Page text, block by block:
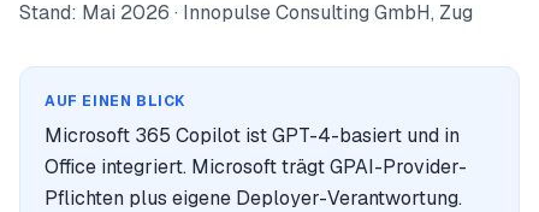
Stand: Mai 2026 · Innopulse Consulting GmbH, Zug
AUF EINEN BLICK
Microsoft 365 Copilot ist GPT-4-basiert und in
Office integriert. Microsoft trägt GPAI-Provider-
Pflichten plus eigene Deployer-Verantwortung.